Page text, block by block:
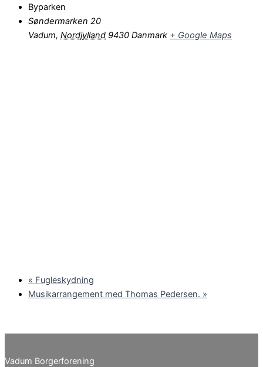
Byparken
Søndermarken 20
Vadum, Nordjylland 9430 Danmark + Google Maps
« Fugleskydning
Musikarrangement med Thomas Pedersen. »
Vadum Borgerforening